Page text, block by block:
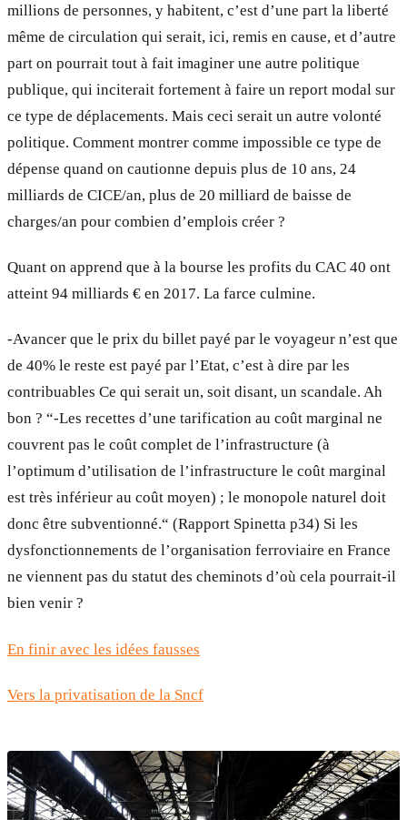
millions de personnes, y habitent, c’est d’une part la liberté
même de circulation qui serait, ici, remis en cause, et d’autre
part on pourrait tout à fait imaginer une autre politique
publique, qui inciterait fortement à faire un report modal sur
ce type de déplacements. Mais ceci serait un autre volonté
politique. Comment montrer comme impossible ce type de
dépense quand on cautionne depuis plus de 10 ans, 24
milliards de CICE/an, plus de 20 milliard de baisse de
charges/an pour combien d’emplois créer ?
Quant on apprend que à la bourse les profits du CAC 40 ont
atteint 94 milliards € en 2017. La farce culmine.
-Avancer que le prix du billet payé par le voyageur n’est que
de 40% le reste est payé par l’Etat, c’est à dire par les
contribuables Ce qui serait un, soit disant, un scandale. Ah
bon ? “-Les recettes d’une tarification au coût marginal ne
couvrent pas le coût complet de l’infrastructure (à
l’optimum d’utilisation de l’infrastructure le coût marginal
est très inférieur au coût moyen) ; le monopole naturel doit
donc être subventionné.“ (Rapport Spinetta p34) Si les
dysfonctionnements de l’organisation ferroviaire en France
ne viennent pas du statut des cheminots d’où cela pourrait-il
bien venir ?
En finir avec les idées fausses
Vers la privatisation de la Sncf